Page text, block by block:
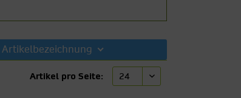
Artikelbezeichnung
Artikel pro Seite: